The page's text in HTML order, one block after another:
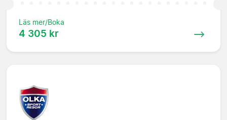
Läs mer/Boka
4 305 kr